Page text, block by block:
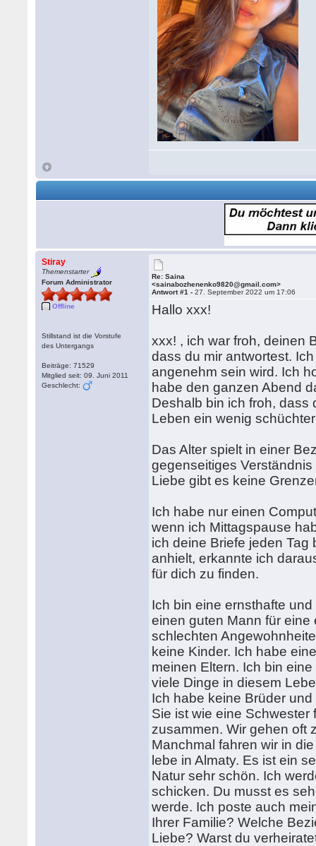
Stiray
Themenstarter
Forum Administrator
Offline
Stillstand ist die Vorstufe
des Untergangs
Beiträge: 71529
Mitglied seit: 09. Juni 2011
Geschlecht:
Re: Saina
<sainabozhenenko9820@gmail.com>
Antwort #1 -27. September 2022 um 17:06
Hallo xxx!
xxx! , ich war froh, deinen
dass du mir antwortest.
angenehm sein wird. Ich
habe den ganzen Abend
Deshalb bin ich froh, dass
Leben ein wenig
Das Alter spielt in einer
gegenseitiges
Liebe gibt es keine
Ich habe nur einen
wenn ich Mittagspause
ich deine Briefe jeden Tag
anhielt, erkannte ich
für dich zu finden.
Ich bin eine ernsthafte
einen guten Mann für
schlechten
keine Kinder. Ich habe
meinen Eltern. Ich bin
viele Dinge in diesem
Ich habe keine Brüder
Sie ist wie eine Schwester
zusammen. Wir gehen oft
Manchmal fahren wir in
lebe in Almaty. Es ist ein
Natur sehr schön. Ich
schicken. Du musst es
werde. Ich poste auch
Ihrer Familie? Welche
Liebe? Warst du